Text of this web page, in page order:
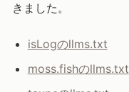
きました。
isLogのllms.txt
moss.fishのllms.txt